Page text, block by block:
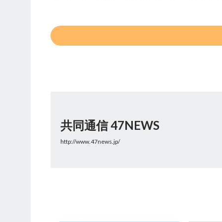
共同通信 47NEWS
http://www.47news.jp/